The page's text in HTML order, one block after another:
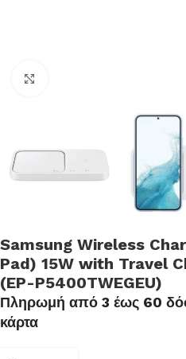
Samsung Wireless
Pad) 15W with Travel
(EP-P5400TWEGEU)
Πληρωμή από 3 έως 60
κάρτα